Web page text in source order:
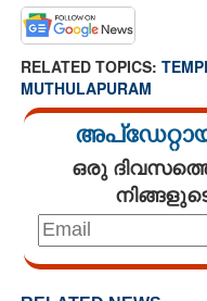
RELATED TOPICS:
MUTHULAPURAM
ഒരു